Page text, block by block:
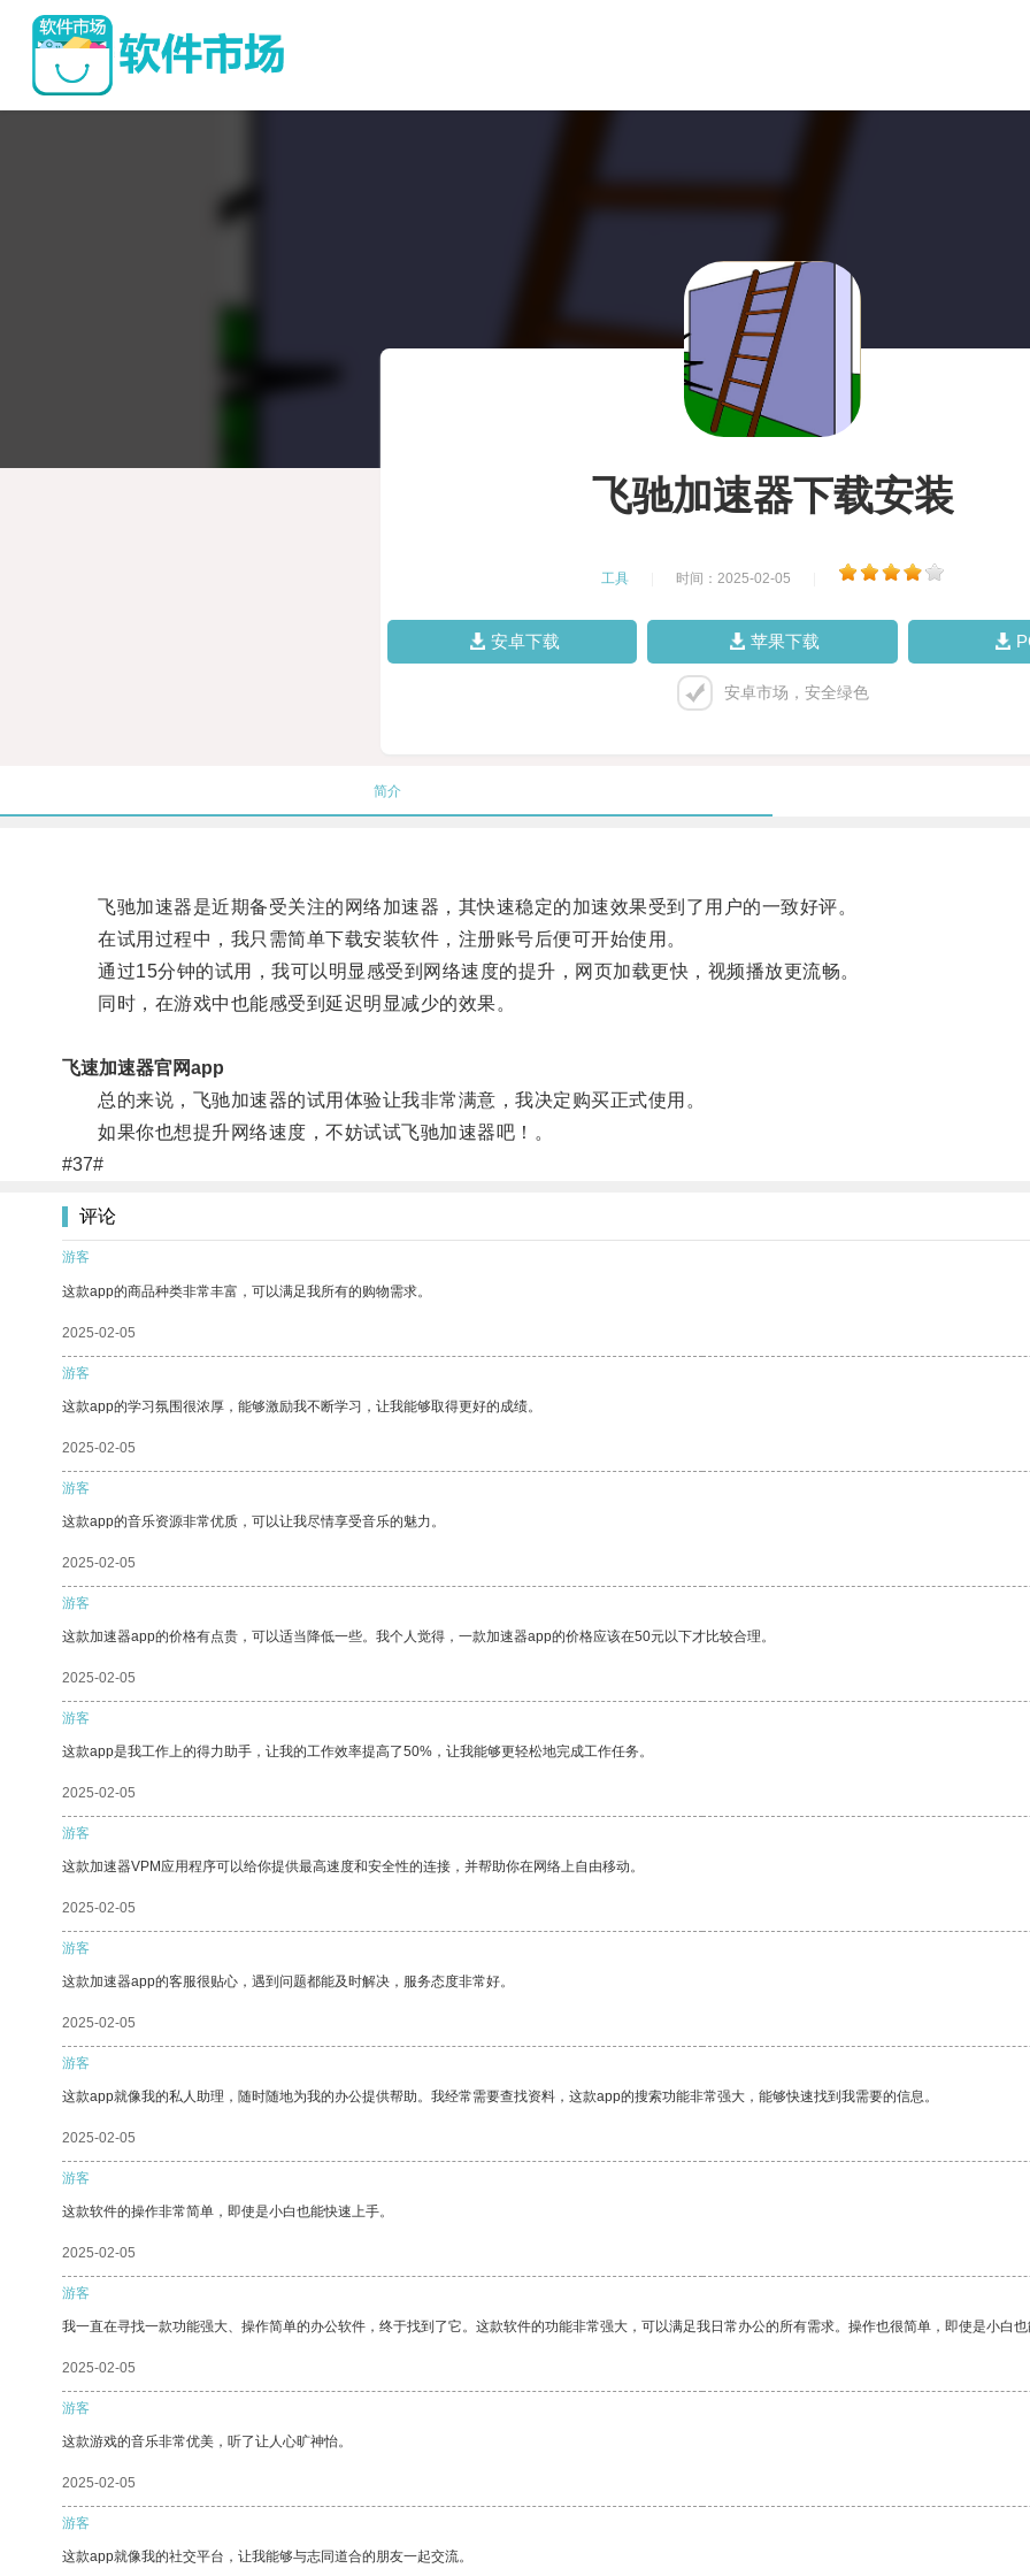
飞驰加速器下载安装
工具 时间：2025-02-05
安卓下载 苹果下载
安卓市场，安全绿色
简介
飞驰加速器是近期备受关注的网络加速器，其快速稳定的加速效果受到了用户的一致好评。
在试用过程中，我只需简单下载安装软件，注册账号后便可开始使用。
通过15分钟的试用，我可以明显感受到网络速度的提升，网页加载更快，视频播放更流畅。
同时，在游戏中也能感受到延迟明显减少的效果。
飞速加速器官网app
总的来说，飞驰加速器的试用体验让我非常满意，我决定购买正式使用。
如果你也想提升网络速度，不妨试试飞驰加速器吧！。
#37#
评论
游客
这款app的商品种类非常丰富，可以满足我所有的购物需求。
2025-02-05
游客
这款app的学习氛围很浓厚，能够激励我不断学习，让我能够取得更好的成绩。
2025-02-05
游客
这款app的音乐资源非常优质，可以让我尽情享受音乐的魅力。
2025-02-05
游客
这款加速器app的价格有点贵，可以适当降低一些。我个人觉得，一款加速器app的价格应该在50元以下才比较合理。
2025-02-05
游客
这款app是我工作上的得力助手，让我的工作效率提高了50%，让我能够更轻松地完成工作任务。
2025-02-05
游客
这款加速器VPM应用程序可以给你提供最高速度和安全性的连接，并帮助你在网络上自由移动。
2025-02-05
游客
这款加速器app的客服很贴心，遇到问题都能及时解决，服务态度非常好。
2025-02-05
游客
这款app就像我的私人助理，随时随地为我的办公提供帮助。我经常需要查找资料，这款app的搜索功能非常强大，能够快速找到我需要的信息。
2025-02-05
游客
这款软件的操作非常简单，即使是小白也能快速上手。
2025-02-05
游客
我一直在寻找一款功能强大、操作简单的办公软件，终于找到了它。这款软件的功能非常强大，可以满足我日常办公的所有需求。操作也很简单，即使是小白也
2025-02-05
游客
这款游戏的音乐非常优美，听了让人心旷神怡。
2025-02-05
游客
这款app就像我的社交平台，让我能够与志同道合的朋友一起交流。